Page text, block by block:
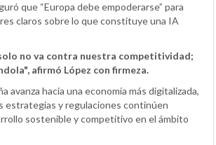
que “Europa debe empoderarse” para
claros sobre lo que constituye una IA
no va contra nuestra competitividad;
afirmó López con firmeza.
avanza hacia una economía más digitalizada,
estrategias y regulaciones continúen
sostenible y competitivo en el ámbito